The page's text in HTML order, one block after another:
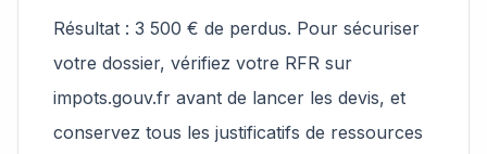
Résultat : 3 500 € de perdus. Pour sécuriser
votre dossier, vérifiez votre RFR sur
impots.gouv.fr avant de lancer les devis, et
conservez tous les justificatifs de ressources